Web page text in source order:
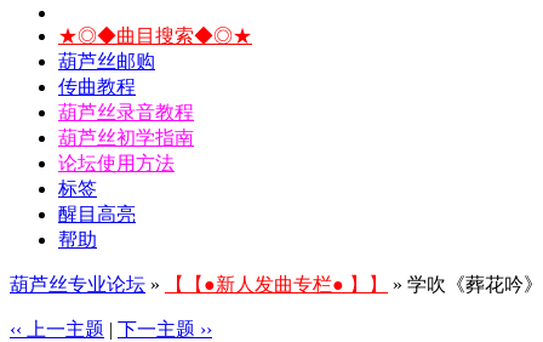
★◎◆曲目搜索◆◎★
葫芦丝邮购
传曲教程
葫芦丝录音教程
葫芦丝初学指南
论坛使用方法
标签
醒目高亮
帮助
葫芦丝专业论坛 » 【【●新人发曲专栏● 】】 » 学吹《葬花吟
‹‹ 上一主题 | 下一主题 ››